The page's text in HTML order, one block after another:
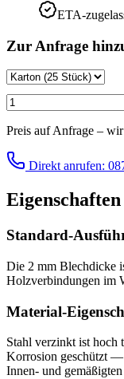
ETA-
Zur Anfrage
Preis auf Anfrage –
Direkt anrufen:
Standard-
Die 2 mm Blechdicke
Holzverbindungen im
Material-
Stahl verzinkt ist hoch
Korrosion geschützt —
Innen- und